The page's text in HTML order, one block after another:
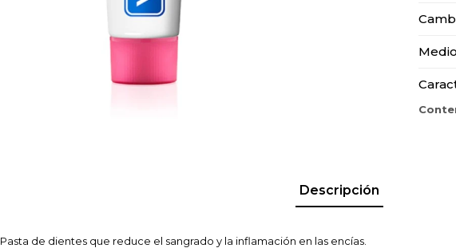
Descripción
Pasta de dientes que reduce el sangrado y la inflamación en las encías.